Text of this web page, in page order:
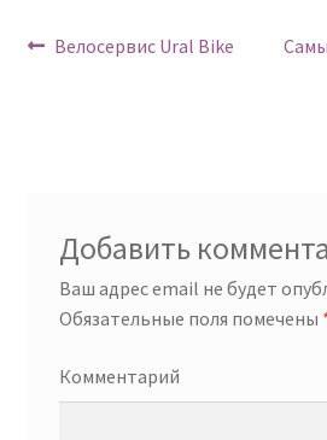
Навигация
Предыдущий:
Велосервис Ural Bike
Добавить
Ваш адрес email не будет
Обязательные поля помечены
Комментарий